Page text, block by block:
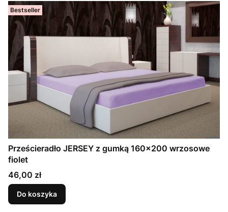
Bestseller
Prześcieradło JERSEY z gumką 160x200 wrzosowe
fiolet
Cena
46,00 zł
Do koszyka